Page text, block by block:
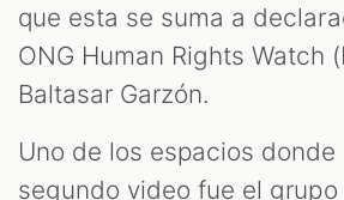
que esta se suma a
ONG Human Rights Watch
Baltasar Garzón.
Uno de los espacios donde
segundo video fue el grupo